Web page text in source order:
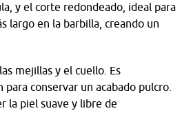
y el corte redondeado, ideal para
largo en la barbilla, creando un
mejillas y el cuello. Es
conservar un acabado pulcro.
la piel suave y libre de